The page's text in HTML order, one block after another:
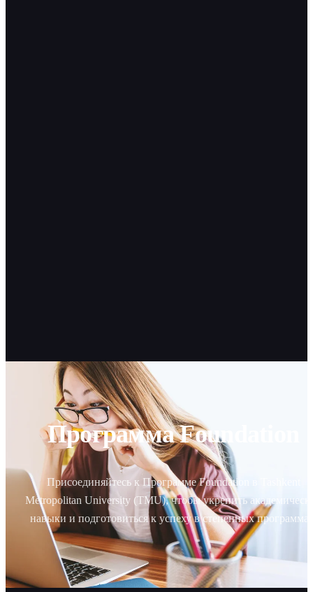
Программа Foundation
Присоединяйтесь к Программе Foundation в Tashkent
Metropolitan University (TMU), чтобы укрепить
навыки и подготовиться к успеху в степенных